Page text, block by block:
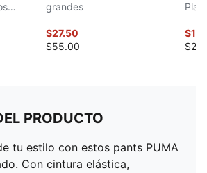
grandes
$27.50
$55.00
PRODUCTO
tu estilo con estos pants PUMA
Con cintura elástica,